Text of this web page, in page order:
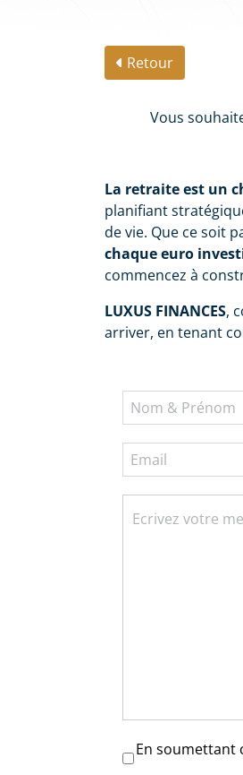
Retour
Vous
La retraite est un
planifiant
de vie. Que ce soit
chaque euro
commencez à
LUXUS FINANCES,
arriver, en tenant
RGPD*
En soumettant